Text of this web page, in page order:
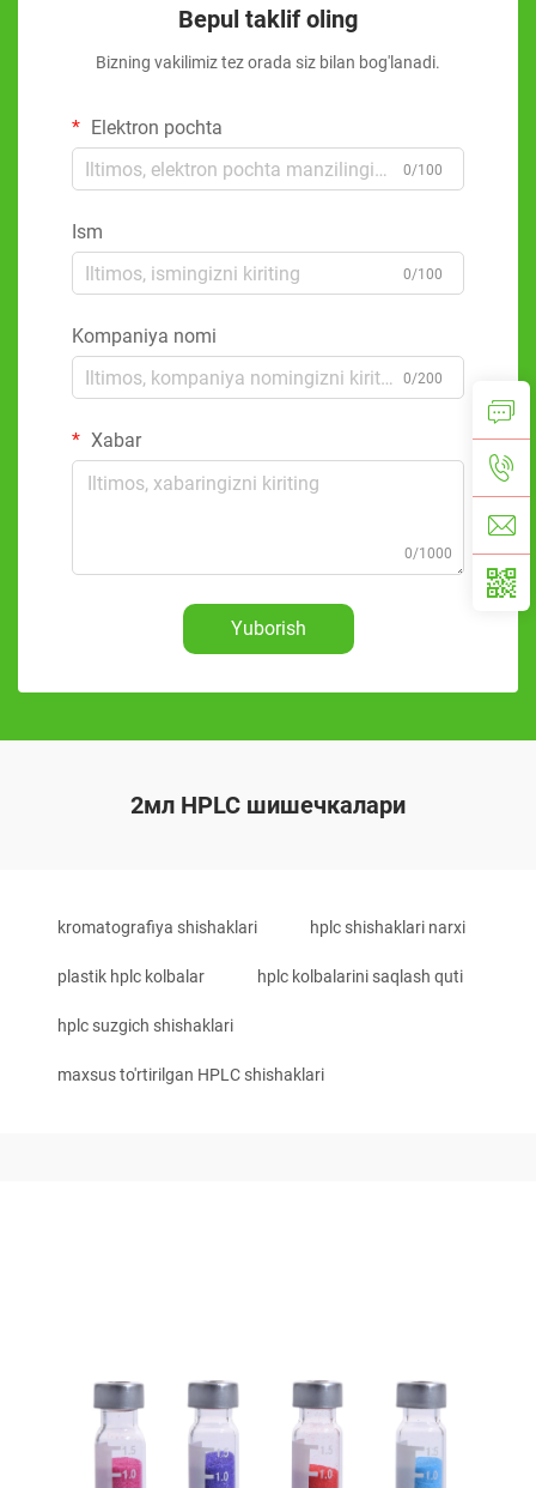
Bepul taklif oling
Bizning vakilimiz tez orada siz bilan bog'lanadi.
Elektron pochta
0/100
Ism
0/100
Kompaniya nomi
0/200
Xabar
0/1000
Yuborish
2мл HPLC шишечкалари
kromatografiya shishaklari hplc shishaklari narxi
plastik hplc kolbalar hplc kolbalarini saqlash quti
hplc suzgich shishaklari
maxsus to'rtirilgan HPLC shishaklari